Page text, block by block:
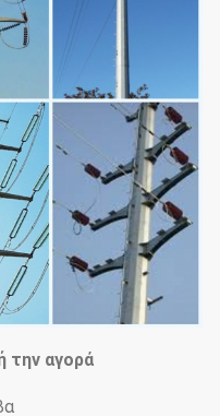
την αγορά